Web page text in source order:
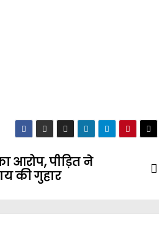
आरोप, पीड़ित ने
की गुहार